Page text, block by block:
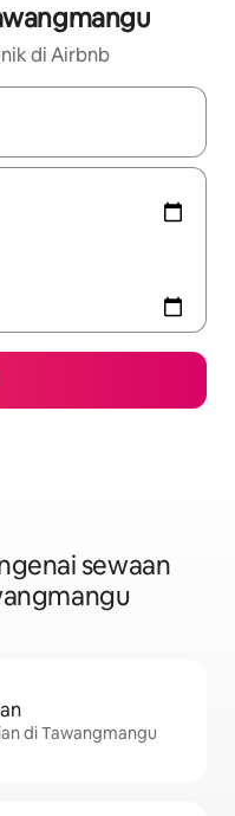
di Airbnb
kekunci anak panah
sewaan
di Tawangmangu